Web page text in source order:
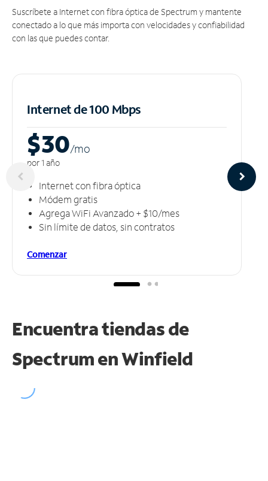
Suscríbete a Internet con fibra óptica de Spectrum y mantente
conectado a lo que más importa con velocidades y confiabilidad
con las que puedes contar.
Internet de 100 Mbps
$30/mo
por 1 año
Internet con fibra óptica
Módem gratis
Agrega WiFi Avanzado + $10/mes
Sin límite de datos, sin contratos
Comenzar
Encuentra tiendas de
Spectrum enWinfield